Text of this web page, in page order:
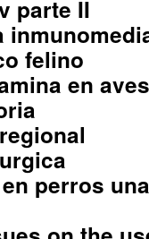
parte II
felino
en
perros